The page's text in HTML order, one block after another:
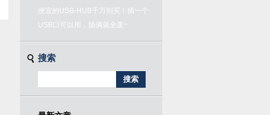
便宜的USB-HUB千万别买！插一个
USB口可以用，插俩就全废~
搜索